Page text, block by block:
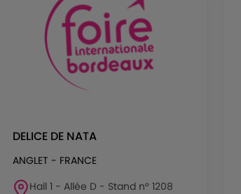
DELICE DE NATA
ANGLET - FRANCE
Hall 1 - Allée D - Stand n° 1208